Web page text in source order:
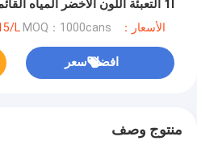
الأسعار：Usd 10~15/L MOQ：1000cans
افضل سعر
منتوج وصف